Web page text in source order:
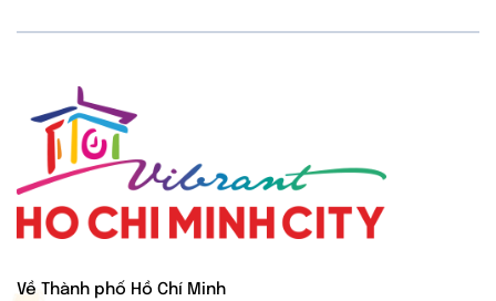
Về Thành phố Hồ Chí Minh